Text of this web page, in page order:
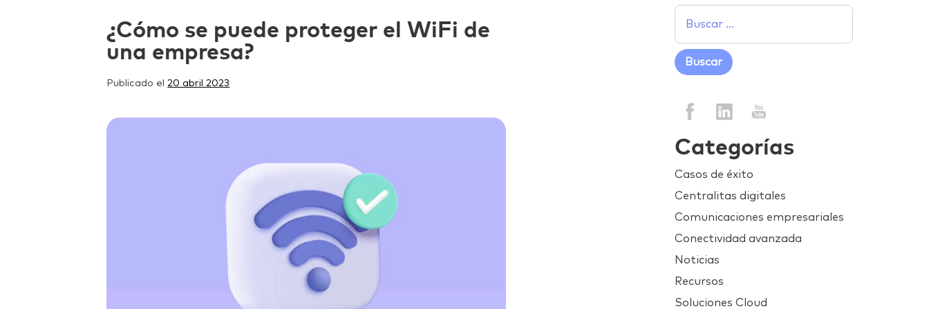
¿Cómo se puede proteger el WiFi de
una empresa?
Publicado el 20 abril 2023
Categorías
Casos de éxito
Centralitas digitales
Comunicaciones empresariales
Conectividad avanzada
Noticias
Recursos
Soluciones Cloud